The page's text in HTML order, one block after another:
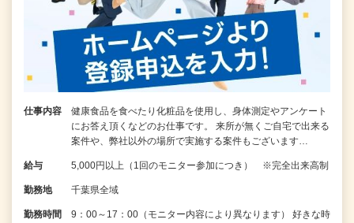
仕事内容
健康食品を食べたり化粧品を使用し、身体測定やアンケート
にお答え頂くなどのお仕事です。 来所が無くご自宅で出来る
案件や、弊社以外の場所で実施する案件もございます…
給与 5,000円以上（1回のモニター参加につき） ※完全出来高制
勤務地 千葉県全域
勤務時間
9：00～17：00（モニター内容により異なります） 好きな時